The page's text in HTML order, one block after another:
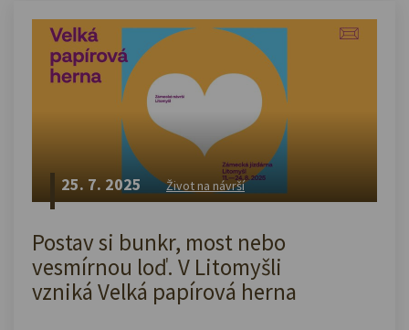
25. 7. 2025 Život na návrší
Postav si bunkr, most nebo
vesmírnou loď. V Litomyšli
vzniká Velká papírová herna